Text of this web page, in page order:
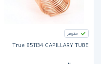
متوفر
True 851134 CAPILLARY TUBE